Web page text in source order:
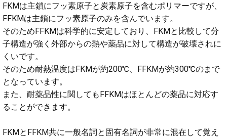
FKMは主鎖にフッ素原子と炭素原子を含むポリマーですが、
FFKMは主鎖にフッ素原子のみを含んでいます。
そのためFFKMは科学的に安定しており、FKMと比較して分
子構造が強く外部からの熱や薬品に対して構造が破壊されに
くいです。
そのため耐熱温度はFKMが約200℃、FFKMが約300℃のまで
となっています。
また、耐薬品性に関してもFFKMはほとんどの薬品に対応す
ることができます。
FKMとFFKM共に一般名詞と固有名詞が非常に混在して覚え